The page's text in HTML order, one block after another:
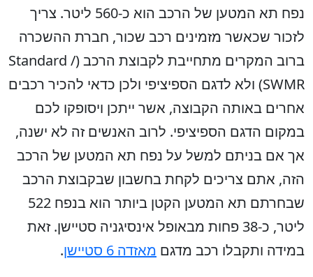
נפח תא המטען של הרכב הוא כ-560 ליטר. צריך
לזכור שכאשר מזמינים רכב שכור, חברת ההשכרה
ברוב המקרים מתחייבת לקבוצת הרכב (Standard /
SWMR) ולא לדגם הספיציפי ולכן כדאי להכיר רכבים
אחרים באותה הקבוצה, אשר ייתכן ויסופקו לכם
במקום הדגם הספיציפי. לרוב האנשים זה לא ישנה,
אך אם בניתם למשל על נפח תא המטען של הרכב
הזה, אתם צריכים לקחת בחשבון שבקבוצת הרכב
שבחרתם תא המטען הקטן ביותר הוא בנפח 522
ליטר, כ-38 פחות מבאופל אינסיגניה סטיישן. זאת
במידה ותקבלו רכב מדגם מאזדה 6 סטיישן .